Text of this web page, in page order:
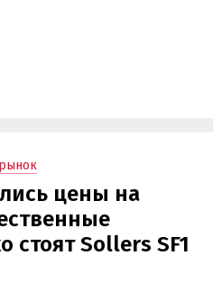
цены на
стоят Sollers SF1